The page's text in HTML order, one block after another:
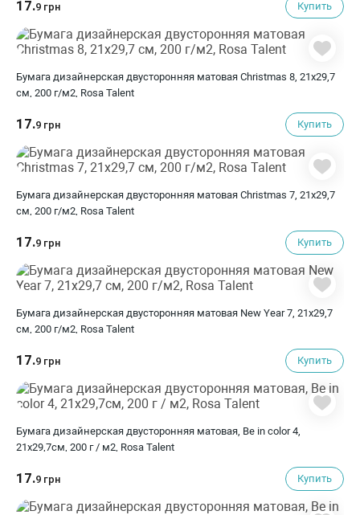
17.9 грн Купить
Бумага дизайнерская двусторонняя матовая Christmas 8, 21х29,7
см, 200 г/м2, Rosa Talent
17.9 грн Купить
Бумага дизайнерская двусторонняя матовая Christmas 7, 21х29,7
см, 200 г/м2, Rosa Talent
17.9 грн Купить
Бумага дизайнерская двусторонняя матовая New Year 7, 21х29,7
см, 200 г/м2, Rosa Talent
17.9 грн Купить
Бумага дизайнерская двусторонняя матовая, Be in color 4,
21х29,7см, 200 г / м2, Rosa Talent
17.9 грн Купить